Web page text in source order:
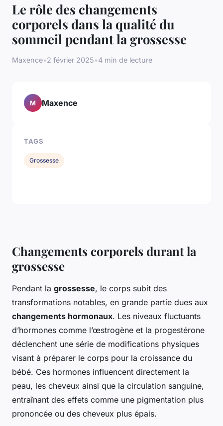
Le rôle des changements
corporels dans la qualité du
sommeil pendant la grossesse
Maxence•2 février 2025•4 min de lecture
Changements corporels durant la
grossesse
Pendant la grossesse, le corps subit des
transformations notables, en grande partie dues aux
changements hormonaux. Les niveaux fluctuants
d’hormones comme l’œstrogène et la progestérone
déclenchent une série de modifications physiques
visant à préparer le corps pour la croissance du
bébé. Ces hormones influencent directement la
peau, les cheveux ainsi que la circulation sanguine,
entraînant des effets comme une pigmentation plus
prononcée ou des cheveux plus épais.
M Maxence
TAGS
Grossesse